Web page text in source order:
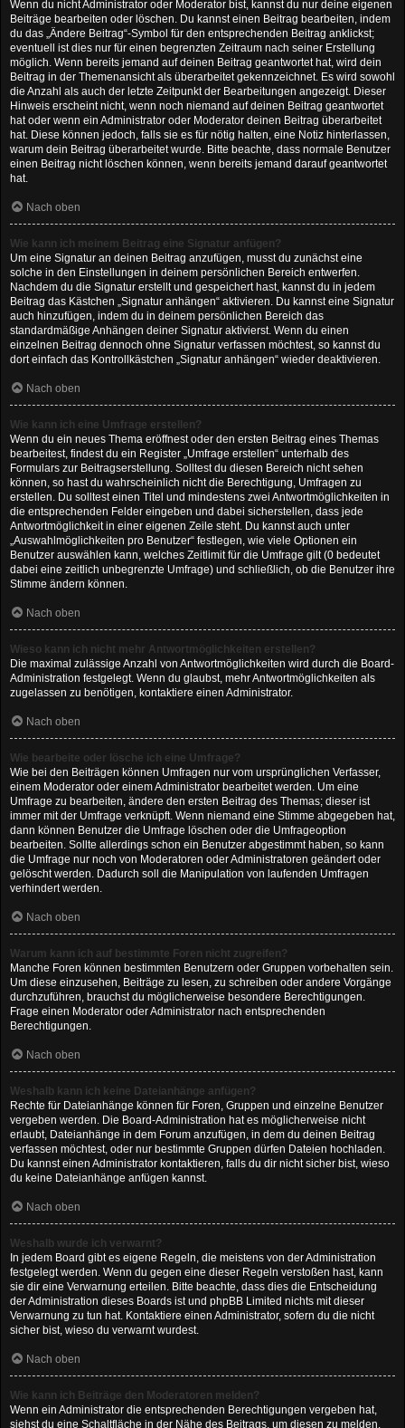
Wenn du nicht Administrator oder Moderator bist, kannst du nur deine eigenen
Beiträge bearbeiten oder löschen. Du kannst einen Beitrag bearbeiten, indem
du das „Ändere Beitrag“-Symbol für den entsprechenden Beitrag anklickst;
eventuell ist dies nur für einen begrenzten Zeitraum nach seiner Erstellung
möglich. Wenn bereits jemand auf deinen Beitrag geantwortet hat, wird dein
Beitrag in der Themenansicht als überarbeitet gekennzeichnet. Es wird sowohl
die Anzahl als auch der letzte Zeitpunkt der Bearbeitungen angezeigt. Dieser
Hinweis erscheint nicht, wenn noch niemand auf deinen Beitrag geantwortet
hat oder wenn ein Administrator oder Moderator deinen Beitrag überarbeitet
hat. Diese können jedoch, falls sie es für nötig halten, eine Notiz hinterlassen,
warum dein Beitrag überarbeitet wurde. Bitte beachte, dass normale Benutzer
einen Beitrag nicht löschen können, wenn bereits jemand darauf geantwortet
hat.
Nach oben
Wie kann ich meinem Beitrag eine Signatur anfügen?
Um eine Signatur an deinen Beitrag anzufügen, musst du zunächst eine
solche in den Einstellungen in deinem persönlichen Bereich entwerfen.
Nachdem du die Signatur erstellt und gespeichert hast, kannst du in jedem
Beitrag das Kästchen „Signatur anhängen“ aktivieren. Du kannst eine Signatur
auch hinzufügen, indem du in deinem persönlichen Bereich das
standardmäßige Anhängen deiner Signatur aktivierst. Wenn du einen
einzelnen Beitrag dennoch ohne Signatur verfassen möchtest, so kannst du
dort einfach das Kontrollkästchen „Signatur anhängen“ wieder deaktivieren.
Nach oben
Wie kann ich eine Umfrage erstellen?
Wenn du ein neues Thema eröffnest oder den ersten Beitrag eines Themas
bearbeitest, findest du ein Register „Umfrage erstellen“ unterhalb des
Formulars zur Beitragserstellung. Solltest du diesen Bereich nicht sehen
können, so hast du wahrscheinlich nicht die Berechtigung, Umfragen zu
erstellen. Du solltest einen Titel und mindestens zwei Antwortmöglichkeiten in
die entsprechenden Felder eingeben und dabei sicherstellen, dass jede
Antwortmöglichkeit in einer eigenen Zeile steht. Du kannst auch unter
„Auswahlmöglichkeiten pro Benutzer“ festlegen, wie viele Optionen ein
Benutzer auswählen kann, welches Zeitlimit für die Umfrage gilt (0 bedeutet
dabei eine zeitlich unbegrenzte Umfrage) und schließlich, ob die Benutzer ihre
Stimme ändern können.
Nach oben
Wieso kann ich nicht mehr Antwortmöglichkeiten erstellen?
Die maximal zulässige Anzahl von Antwortmöglichkeiten wird durch die Board-
Administration festgelegt. Wenn du glaubst, mehr Antwortmöglichkeiten als
zugelassen zu benötigen, kontaktiere einen Administrator.
Nach oben
Wie bearbeite oder lösche ich eine Umfrage?
Wie bei den Beiträgen können Umfragen nur vom ursprünglichen Verfasser,
einem Moderator oder einem Administrator bearbeitet werden. Um eine
Umfrage zu bearbeiten, ändere den ersten Beitrag des Themas; dieser ist
immer mit der Umfrage verknüpft. Wenn niemand eine Stimme abgegeben hat,
dann können Benutzer die Umfrage löschen oder die Umfrageoption
bearbeiten. Sollte allerdings schon ein Benutzer abgestimmt haben, so kann
die Umfrage nur noch von Moderatoren oder Administratoren geändert oder
gelöscht werden. Dadurch soll die Manipulation von laufenden Umfragen
verhindert werden.
Nach oben
Warum kann ich auf bestimmte Foren nicht zugreifen?
Manche Foren können bestimmten Benutzern oder Gruppen vorbehalten sein.
Um diese einzusehen, Beiträge zu lesen, zu schreiben oder andere Vorgänge
durchzuführen, brauchst du möglicherweise besondere Berechtigungen.
Frage einen Moderator oder Administrator nach entsprechenden
Berechtigungen.
Nach oben
Weshalb kann ich keine Dateianhänge anfügen?
Rechte für Dateianhänge können für Foren, Gruppen und einzelne Benutzer
vergeben werden. Die Board-Administration hat es möglicherweise nicht
erlaubt, Dateianhänge in dem Forum anzufügen, in dem du deinen Beitrag
verfassen möchtest, oder nur bestimmte Gruppen dürfen Dateien hochladen.
Du kannst einen Administrator kontaktieren, falls du dir nicht sicher bist, wieso
du keine Dateianhänge anfügen kannst.
Nach oben
Weshalb wurde ich verwarnt?
In jedem Board gibt es eigene Regeln, die meistens von der Administration
festgelegt werden. Wenn du gegen eine dieser Regeln verstoßen hast, kann
sie dir eine Verwarnung erteilen. Bitte beachte, dass dies die Entscheidung
der Administration dieses Boards ist und phpBB Limited nichts mit dieser
Verwarnung zu tun hat. Kontaktiere einen Administrator, sofern du die nicht
sicher bist, wieso du verwarnt wurdest.
Nach oben
Wie kann ich Beiträge den Moderatoren melden?
Wenn ein Administrator die entsprechenden Berechtigungen vergeben hat,
siehst du eine Schaltfläche in der Nähe des Beitrags, um diesen zu melden.